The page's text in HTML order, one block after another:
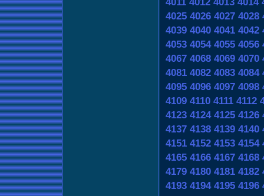
4025 4026 4027 4028
4039 4040 4041 4042
4053 4054 4055 4056
4067 4068 4069 4070
4081 4082 4083 4084
4095 4096 4097 4098
4109 4110 4111 4112
4123 4124 4125 4126
4137 4138 4139 4140
4151 4152 4153 4154
4165 4166 4167 4168
4179 4180 4181 4182
4193 4194 4195 4196